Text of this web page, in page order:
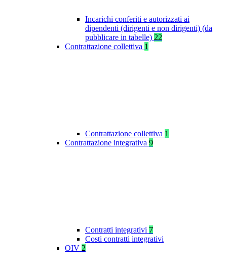
Incarichi conferiti e autorizzati ai
dipendenti (dirigenti e non dirigenti) (da
pubblicare in tabelle) 22
Contrattazione collettiva 1
Contrattazione collettiva 1
Contrattazione integrativa 9
Contratti integrativi 7
Costi contratti integrativi
OIV 2